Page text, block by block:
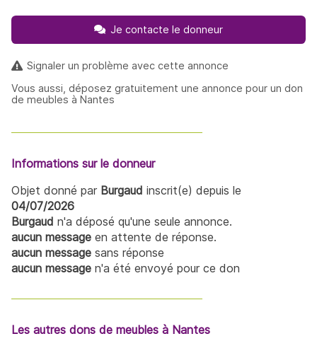
Je contacte le donneur
Signaler un problème avec cette annonce
Vous aussi, déposez gratuitement une annonce pour un don
de meubles à Nantes
Informations sur le donneur
Objet donné par Burgaud inscrit(e) depuis le
04/07/2026
Burgaud n'a déposé qu'une seule annonce.
aucun message en attente de réponse.
aucun message sans réponse
aucun message n'a été envoyé pour ce don
Les autres dons de meubles à Nantes